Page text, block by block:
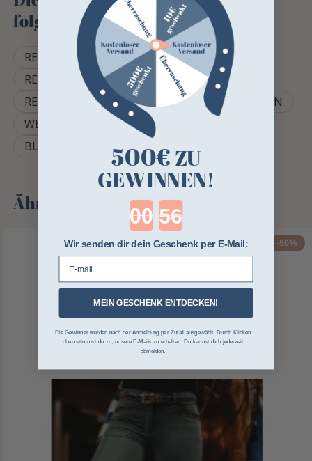
folgenden Kategorien
REITERAUSRÜSTUNG
DAMENHOSE
REITHOSEN
MARINEBLAUE REITHOSE
REITBEKLEIDUNG
REITBEKLEIDUNG DAMEN
WEISSE REITHOSE
SCHWARZE REITHOSE
BLAUE REITHOSE
Ähnliche Produkte
-50%
500€ ZU
GEWINNEN!
Countdown ends in:
Wir senden dir dein Geschenk per E-Mail:
MEIN GESCHENK ENTDECKEN!
Die Gewinner werden nach der Anmeldung per Zufall ausgewählt. Durch Klicken
oben stimmst du zu, unsere E-Mails zu erhalten. Du kannst dich jederzeit
abmelden.